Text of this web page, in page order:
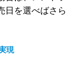
日を選べばさら
現